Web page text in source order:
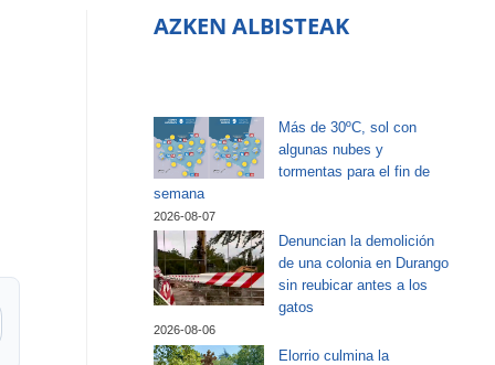
AZKEN ALBISTEAK
Más de 30ºC, sol con
algunas nubes y
tormentas para el fin de
semana
2026-08-07
Denuncian la demolición
de una colonia en Durango
sin reubicar antes a los
gatos
2026-08-06
Elorrio culmina la